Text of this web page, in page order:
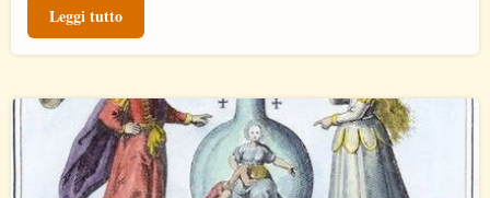
Leggi tutto